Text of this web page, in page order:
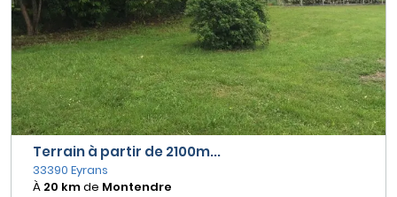
Terrain à partir de 2100m...
33390 Eyrans
À 20 kmde Montendre